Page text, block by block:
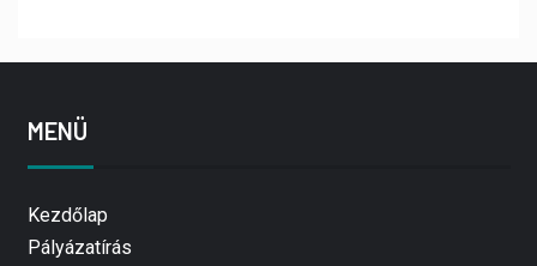
MENÜ
Kezdőlap
Pályázatírás